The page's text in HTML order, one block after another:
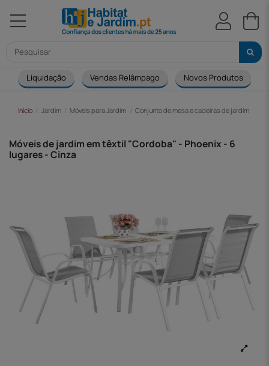
Liquidação Vendas Relâmpago Novos Produtos
Início Jardim Móveis para Jardim Conjunto de mesa e cadeiras de jardim
Móveis de jardim em têxtil "Cordoba" - Phoenix - 6
lugares - Cinza